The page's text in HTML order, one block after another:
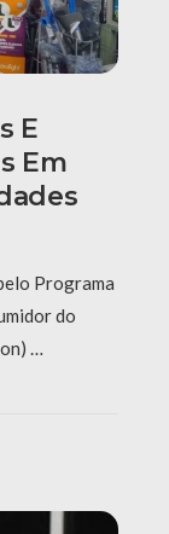
E
Em
Programa
do
…